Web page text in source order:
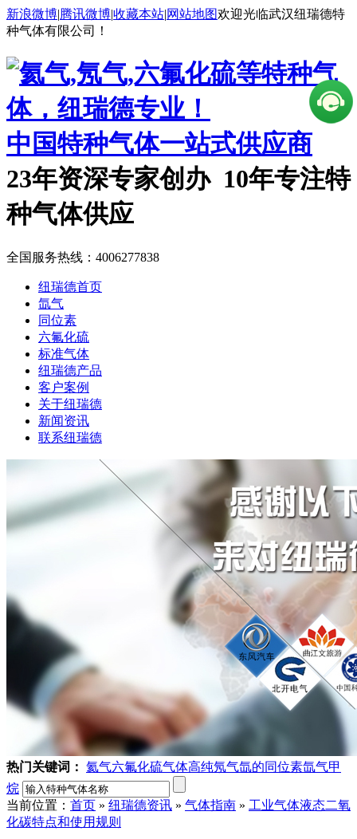
新浪微博|腾讯微博|收藏本站|网站地图欢迎光临武汉纽瑞德特
种气体有限公司！
中国特种气体一站式供应商
23年资深专家创办 10年专注特
种气体供应
全国服务热线： 4006277838
纽瑞德首页
氙气
同位素
六氟化硫
标准气体
纽瑞德产品
客户案例
关于纽瑞德
新闻资讯
联系纽瑞德
热门关键词： 氦气六氟化硫气体高纯氖气氙的同位素氙气甲
烷
当前位置： 首页 » 纽瑞德资讯 » 气体指南 » 工业气体液态二氧
化碳特点和使用规则